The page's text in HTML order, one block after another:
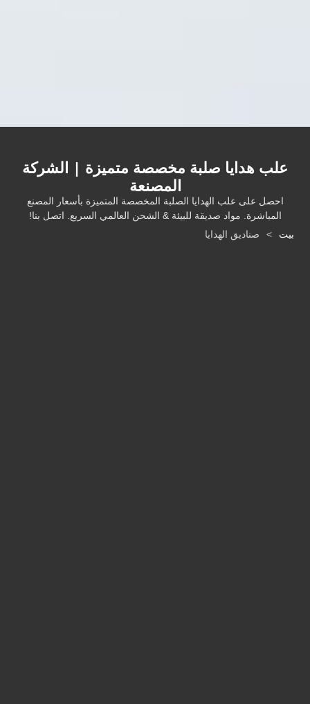
هدايا صلبة مخصصة متميزة | الشركة
المصنعة
احصل على علب الهدايا الصلبة المخصصة المتميزة بأسعار المصنع
المباشرة. مواد صديقة للبيئة & الشحن العالمي السريع. اتصل بنا!
> صناديق الهدايا